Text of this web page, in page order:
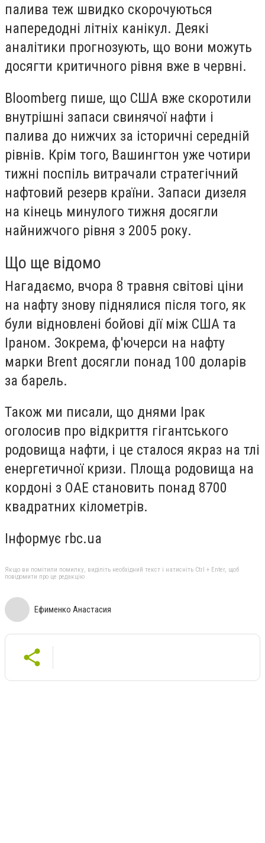
палива теж швидко скорочуються
напередодні літніх канікул. Деякі
аналітики прогнозують, що вони можуть
досягти критичного рівня вже в червні.
Bloomberg пише, що США вже скоротили
внутрішні запаси свинячої нафти і
палива до нижчих за історичні середній
рівнів. Крім того, Вашингтон уже чотири
тижні поспіль витрачали стратегічний
нафтовий резерв країни. Запаси дизеля
на кінець минулого тижня досягли
найнижчого рівня з 2005 року.
Що ще відомо
Нагадаємо, вчора 8 травня світові ціни
на нафту знову піднялися після того, як
були відновлені бойові дії між США та
Іраном. Зокрема, ф'ючерси на нафту
марки Brent досягли понад 100 доларів
за барель.
Також ми писали, що днями Ірак
оголосив про відкриття гігантського
родовища нафти, і це сталося якраз на тлі
енергетичної кризи. Площа родовища на
кордоні з ОАЕ становить понад 8700
квадратних кілометрів.
Інформує rbc.ua
Якщо ви помітили помилку, виділіть необхідний текст і натисніть Ctrl + Enter, щоб
повідомити про це редакцію
Ефименко Анастасия